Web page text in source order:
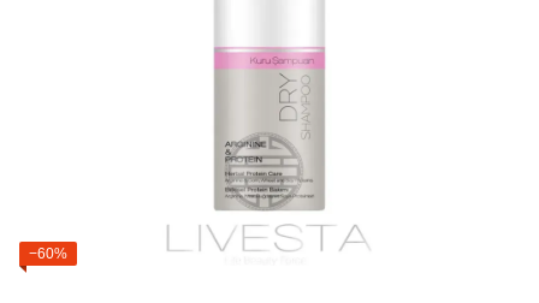
−60%